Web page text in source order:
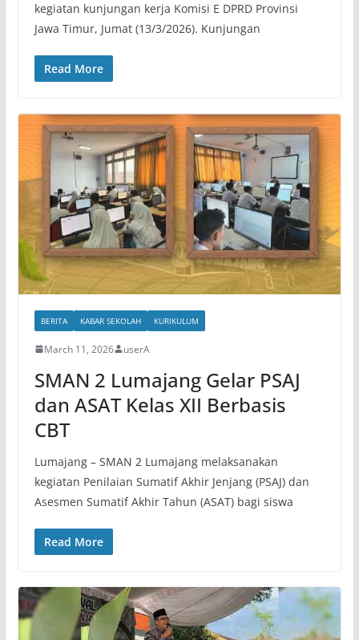
kegiatan kunjungan kerja Komisi E DPRD Provinsi
Jawa Timur, Jumat (13/3/2026). Kunjungan
Read More
BERITA KABAR SEKOLAH KURIKULUM
March 11, 2026 userA
SMAN 2 Lumajang Gelar PSAJ
dan ASAT Kelas XII Berbasis
CBT
Lumajang – SMAN 2 Lumajang melaksanakan
kegiatan Penilaian Sumatif Akhir Jenjang (PSAJ) dan
Asesmen Sumatif Akhir Tahun (ASAT) bagi siswa
Read More